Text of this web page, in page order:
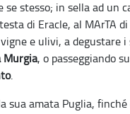
se stesso; in sella ad un
di Eracle, al MArTA di
e ulivi, a degustare i
Murgia, o passeggiando
.
sua amata Puglia,